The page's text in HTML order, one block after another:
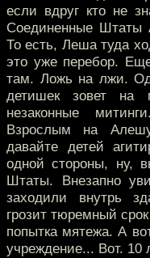
если вдруг кто не
Соединенные Штаты
То есть, Леша туда
это уже перебор.
там. Ложь на лжи.
детишек зовет на
незаконные
Взрослым на
давайте детей
одной стороны, ну,
Штаты. Внезапно
заходили внутрь
грозит тюремный
попытка мятежа. А
учреждение... Вот.